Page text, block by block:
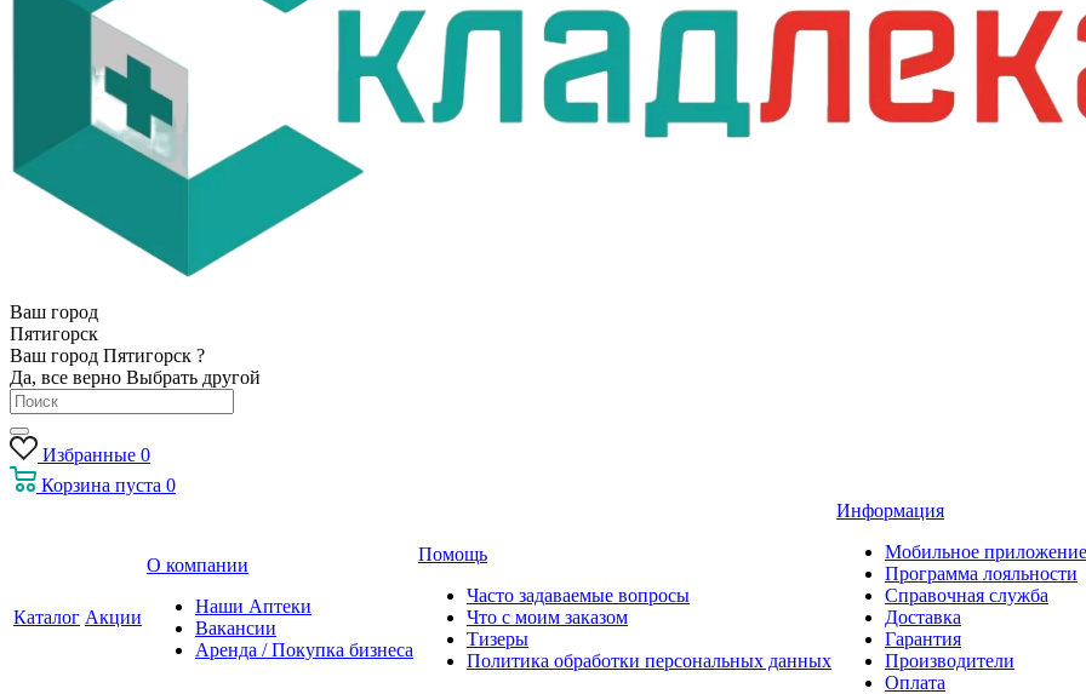
Ваш город
Пятигорск
Ваш город Пятигорск ?
Да, все верно Выбрать другой
Избранные 0
Корзина пуста 0
Каталог Акции
О компании
Наши Аптеки
Вакансии
Аренда / Покупка бизнеса
Помощь
Часто задаваемые вопросы
Что с моим заказом
Тизеры
Политика обработки персональных данных
Информация
Мобильное приложение
Программа лояльности
Справочная служба
Доставка
Гарантия
Производители
Оплата